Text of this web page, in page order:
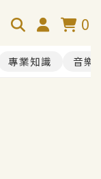
0
專業知識 音樂